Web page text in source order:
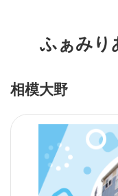
ふぁみり
相模大野